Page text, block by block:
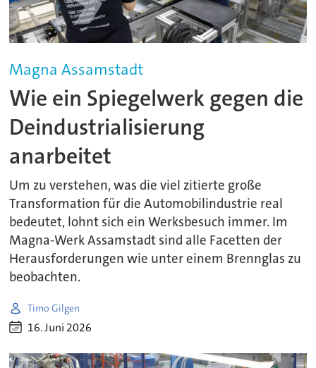
Magna Assamstadt
Wie ein Spiegelwerk gegen die
Deindustrialisierung
anarbeitet
Um zu verstehen, was die viel zitierte große
Transformation für die Automobilindustrie real
bedeutet, lohnt sich ein Werksbesuch immer. Im
Magna-Werk Assamstadt sind alle Facetten der
Herausforderungen wie unter einem Brennglas zu
beobachten.
Timo Gilgen
16. Juni 2026